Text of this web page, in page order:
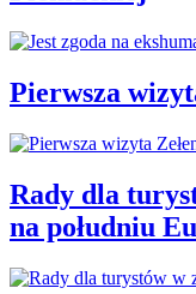
Pierwsza
Rady dla
na południu